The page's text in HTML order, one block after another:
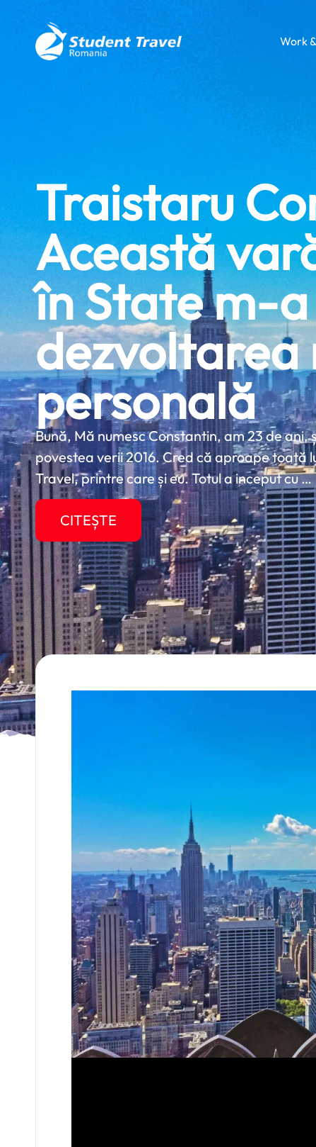
Work
Traistaru
Această
în State m-
dezvoltarea
personală
Bună, Mă numesc Constantin, am 23 de
povestea verii 2016. Cred că aproape toată
Travel, printre care și eu. Totul a inceput cu …
CITEȘTE